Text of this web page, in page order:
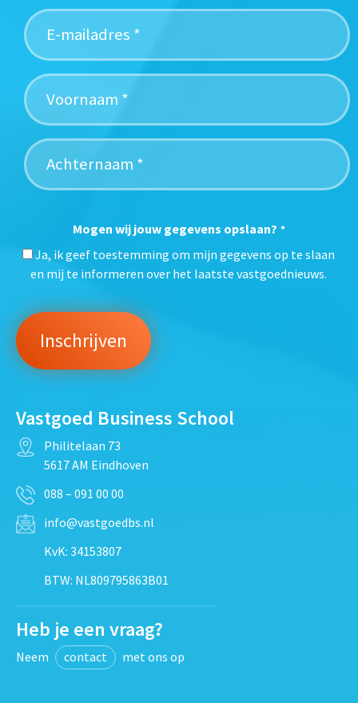
Mogen wij jouw gegevens opslaan? *
Ja, ik geef toestemming om mijn gegevens op te slaan
en mij te informeren over het laatste vastgoednieuws.
Vastgoed Business School
Philitelaan 73
5617 AM Eindhoven
088 – 091 00 00
info@vastgoedbs.nl
KvK: 34153807
BTW: NL809795863B01
Heb je een vraag?
Neem contact met ons op